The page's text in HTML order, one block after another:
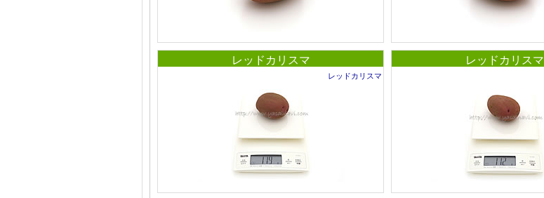
レッドカリスマ
レッドカリスマ
レッドカリスマ